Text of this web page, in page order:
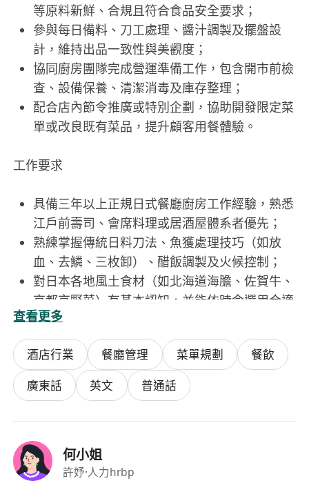
等原料新鮮、合規且符合食品安全要求；
參與每日備料、刀工處理、醬汁調製及擺盤設
計，維持出品一致性與美觀度；
協同廚房團隊完成營運準備工作，包含開市前檢
查、設備保養、清潔消毒及庫存整理；
配合店內節令推廣或特別企劃，協助開發限定菜
單或改良既有菜品，提升顧客用餐體驗。
工作要求
具備三年以上正規日式餐廳廚房工作經驗，熟悉
江戶前壽司、會席料理或居酒屋體系者優先；
熟練掌握傳統日料刀法、魚獲處理技巧（如放
血、去鱗、三枚卸）、醋飯調製及火候控制；
對日本各地風土食材（如北海道海膽、佐賀牛、
京都京野菜）有基本認知，並能依時令選用合適
原料；
具備良好衛生習慣與食品安全意識，持有有效
「食物及藥物管理局」頒發之「食物處理人員證
書」；
態度穩健細緻，能承受高峯時段壓力，重視團隊
福利
查看更多
酒店行業 餐廳管理 菜單規劃
餐飲
廣東話
英文 普通話
何小姐
許妤·人力hrbp